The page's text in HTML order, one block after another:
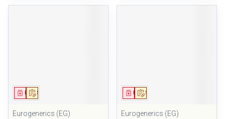
Sur prescription
Médicament
Eurogenerics (EG)
Sur prescription
Médicament
Eurogenerics (EG)